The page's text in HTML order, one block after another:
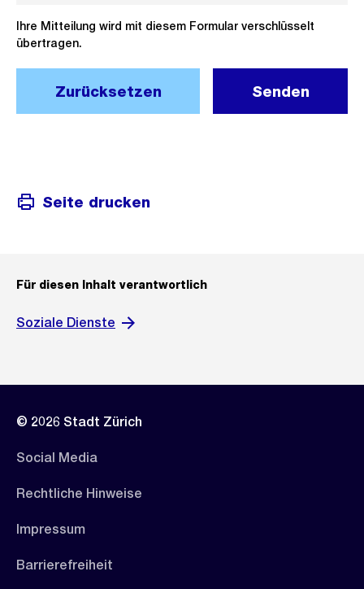
Ihre Mitteilung wird mit diesem Formular verschlüsselt
übertragen.
Zurücksetzen Senden
Seite drucken
Für diesen Inhalt verantwortlich
Soziale Dienste
© 2026 Stadt Zürich
Social Media
Rechtliche Hinweise
Impressum
Barrierefreiheit